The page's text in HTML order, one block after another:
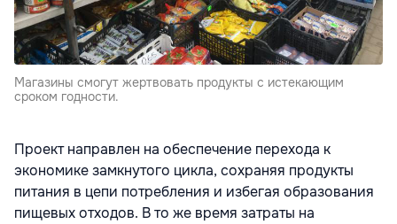
Магазины смогут жертвовать продукты с истекающим
сроком годности.
Проект направлен на обеспечение перехода к
экономике замкнутого цикла, сохраняя продукты
питания в цепи потребления и избегая образования
пищевых отходов. В то же время затраты на